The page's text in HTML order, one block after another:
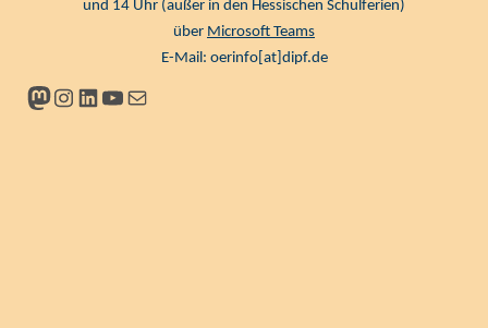
und 14 Uhr (außer in den Hessischen Schulferien)
über Microsoft Teams
E-Mail: oerinfo[at]dipf.de
Mastodon
Instagram
LinkedIn
YouTube
Newsletter